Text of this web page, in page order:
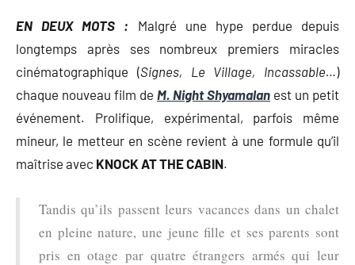
EN DEUX MOTS : Malgré une hype perdue depuis
longtemps après ses nombreux premiers miracles
cinématographique (Signes, Le Village, Incassable…)
chaque nouveau film de M. Night Shyamalan est un petit
événement. Prolifique, expérimental, parfois même
mineur, le metteur en scène revient à une formule qu’il
maîtrise avec KNOCK AT THE CABIN.
Tandis qu’ils passent leurs vacances dans un chalet
en pleine nature, une jeune fille et ses parents sont
pris en otage par quatre étrangers armés qui leur